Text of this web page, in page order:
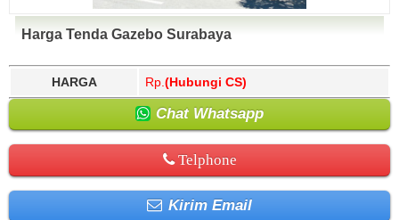
Harga Tenda Gazebo Surabaya
HARGA Rp. (Hubungi CS)
Chat Whatsapp
Telphone
Kirim Email